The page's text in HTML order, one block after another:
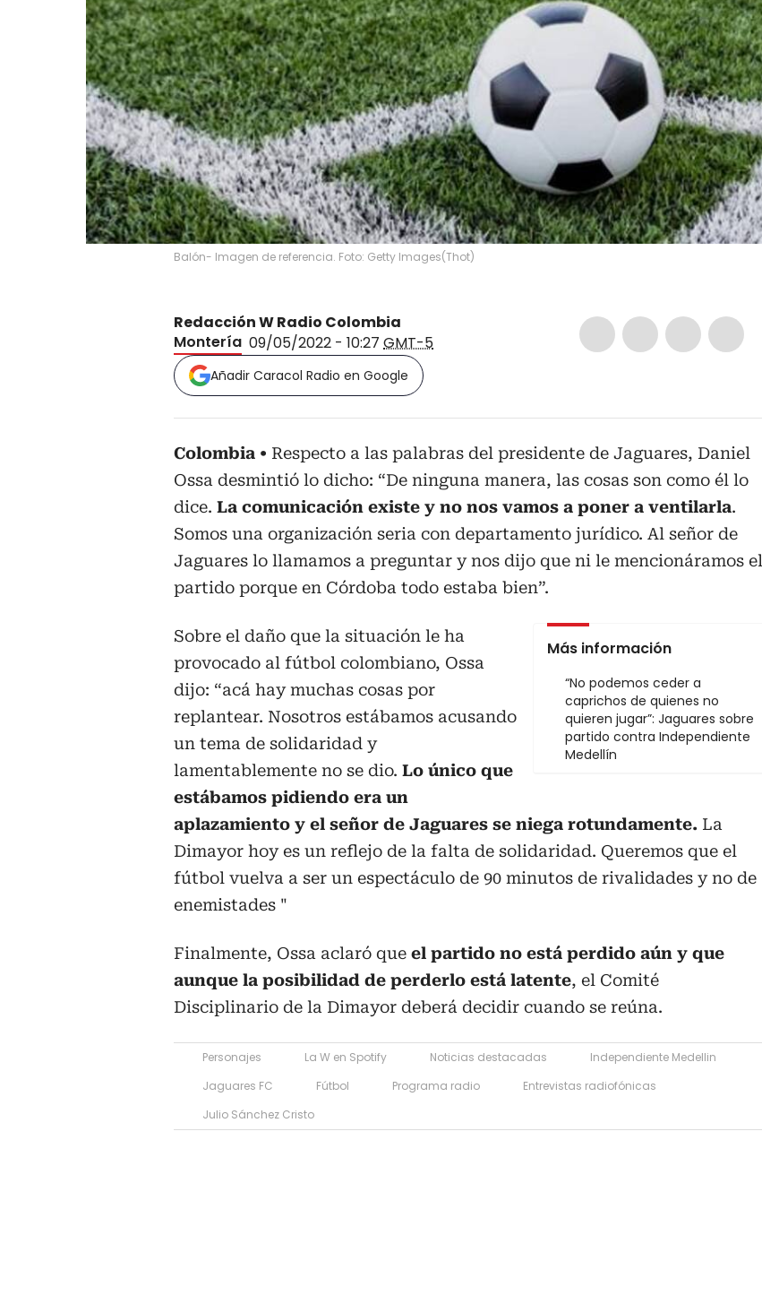
Balón- Imagen de referencia. Foto: Getty Images(Thot)
Redacción W Radio Colombia
Montería 09/05/2022 - 10:27 GMT-5
Añadir Caracol Radio en Google
Colombia
Respecto a las palabras del presidente de Jaguares, Daniel
Ossa desmintió lo dicho: “De ninguna manera, las cosas son como él lo
dice. La comunicación existe y no nos vamos a poner a ventilarla.
Somos una organización seria con departamento jurídico. Al señor de
Jaguares lo llamamos a preguntar y nos dijo que ni le mencionáramos el
partido porque en Córdoba todo estaba bien”.
Más información
“No podemos ceder a
caprichos de quienes no
quieren jugar”: Jaguares sobre
partido contra Independiente
Medellín
Sobre el daño que la situación le ha
provocado al fútbol colombiano, Ossa
dijo: “acá hay muchas cosas por
replantear. Nosotros estábamos acusando
un tema de solidaridad y
lamentablemente no se dio. Lo único que
estábamos pidiendo era un
aplazamiento y el señor de Jaguares se niega rotundamente. La
Dimayor hoy es un reflejo de la falta de solidaridad. Queremos que el
fútbol vuelva a ser un espectáculo de 90 minutos de rivalidades y no de
enemistades "
Finalmente, Ossa aclaró que el partido no está perdido aún y que
aunque la posibilidad de perderlo está latente, el Comité
Disciplinario de la Dimayor deberá decidir cuando se reúna.
Personajes La W en Spotify Noticias destacadas
Independiente Medellin
Jaguares FC
Fútbol Programa radio
Entrevistas radiofónicas
Julio Sánchez Cristo